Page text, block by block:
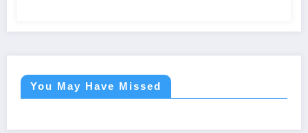
You May Have Missed